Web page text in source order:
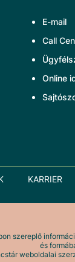
E-mail
Call
Online
KARRIER
szereplő
és
weboldalai